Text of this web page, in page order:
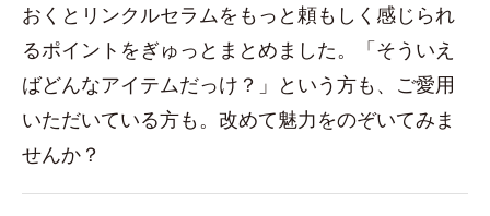
おくとリンクルセラムをもっと頼もしく感じられ
るポイントをぎゅっとまとめました。「そういえ
ばどんなアイテムだっけ？」という方も、ご愛用
いただいている方も。改めて魅力をのぞいてみま
せんか？